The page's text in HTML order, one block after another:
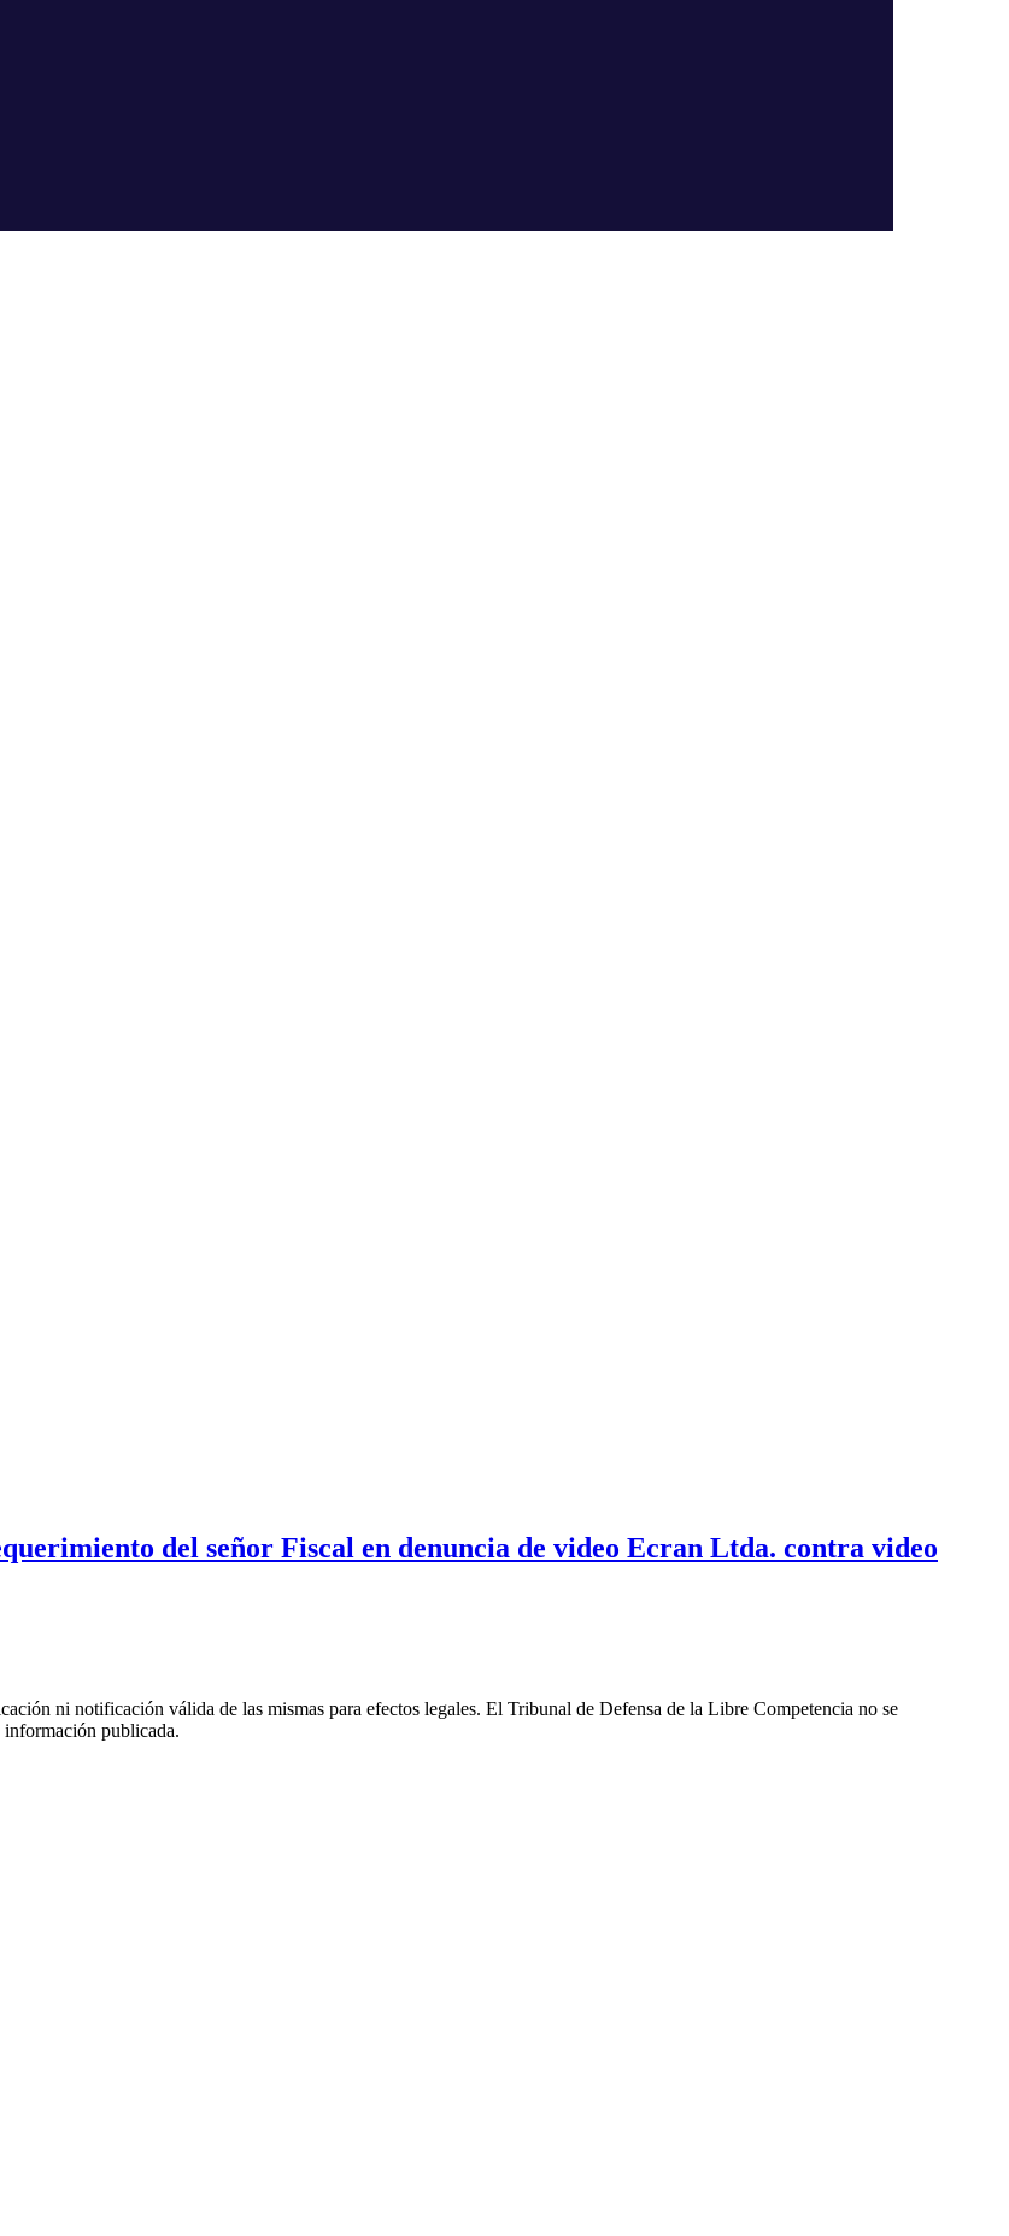
del señor Fiscal en denuncia de video Ecran Ltda. contra video
ni notificación válida de las mismas para efectos legales. El Tribunal de Defensa de la Libre Competencia no se
información publicada.